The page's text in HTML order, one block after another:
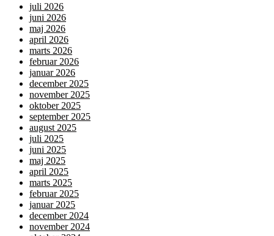
juli 2026
juni 2026
maj 2026
april 2026
marts 2026
februar 2026
januar 2026
december 2025
november 2025
oktober 2025
september 2025
august 2025
juli 2025
juni 2025
maj 2025
april 2025
marts 2025
februar 2025
januar 2025
december 2024
november 2024